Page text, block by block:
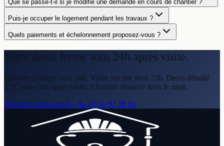
Que se passe-t-il si je modifie une demande en cours de chantier ?
Puis-je occuper le logement pendant les travaux ?
Quels paiements et échelonnement proposez-vous ?
Votre devis ferme sous 24h après visite.
Premier échange sous 24h. Visite sur site sous 72h. Devis détaillé
TTC sous 24h après visite. Chantier démarré dans le mois.
Démarrer mon projet→ 📞 07 56 82 88 82